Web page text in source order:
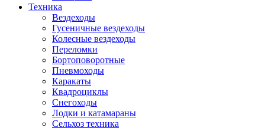
Техника
Вездеходы
Гусеничные вездеходы
Колесные вездеходы
Переломки
Бортоповоротные
Пневмоходы
Каракаты
Квадроциклы
Снегоходы
Лодки и катамараны
Сельхоз техника